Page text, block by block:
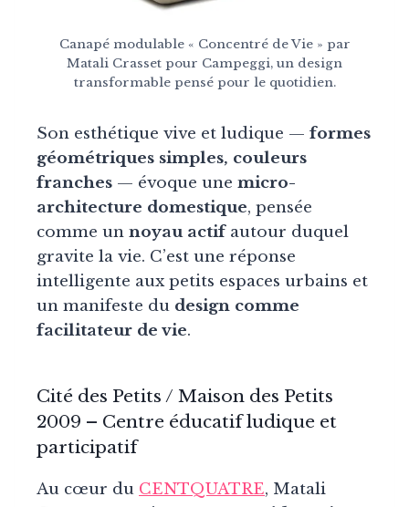
Canapé modulable « Concentré de Vie » par
Matali Crasset pour Campeggi, un design
transformable pensé pour le quotidien.
Son esthétique vive et ludique — formes
géométriques simples, couleurs
franches — évoque une micro-
architecture domestique, pensée
comme un noyau actifautour duquel
gravite la vie. C’est une réponse
intelligente aux petits espaces urbains et
un manifeste du design comme
facilitateur de vie.
Cité des Petits / Maison des Petits
2009 – Centre éducatif ludique et
participatif
Au cœur du CENTQUATRE, Matali